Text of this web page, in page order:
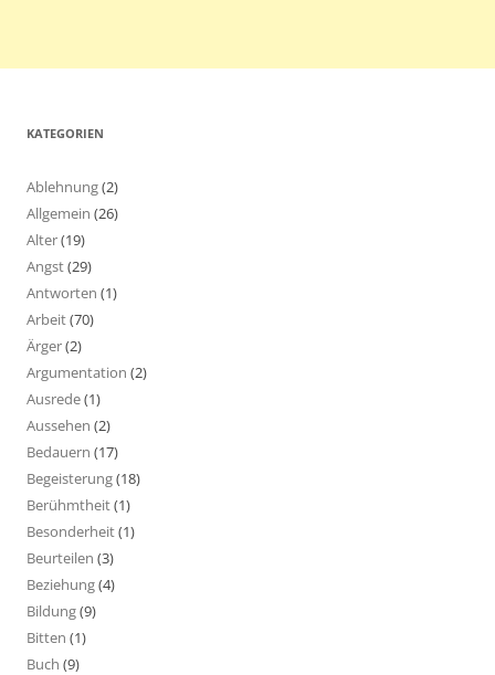
KATEGORIEN
Ablehnung(2)
Allgemein (26)
Alter(19)
Angst(29)
Antworten (1)
Arbeit(70)
Ärger(2)
Argumentation (2)
Ausrede(1)
Aussehen (2)
Bedauern (17)
Begeisterung(18)
Berühmtheit(1)
Besonderheit(1)
Beurteilen (3)
Beziehung(4)
Bildung(9)
Bitten (1)
Buch (9)